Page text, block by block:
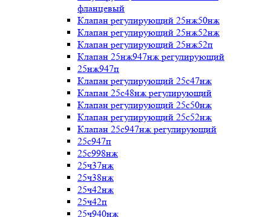
фланцевый
Клапан регулирующий 25нж50нж
Клапан регулирующий 25нж52нж
Клапан регулирующий 25нж52п
Клапан 25нж947нж регулирующий
25нж947п
Клапан регулирующий 25с47нж
Клапан 25с48нж регулирующий
Клапан регулирующий 25с50нж
Клапан регулирующий 25с52нж
Клапан 25с947нж регулирующий
25с947п
25с998нж
25ч37нж
25ч38нж
25ч42нж
25ч42п
25ч940нж